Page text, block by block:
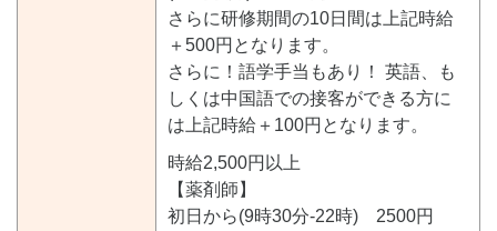
さらに研修期間の10日間は上記時給
＋500円となります。
さらに！語学手当もあり！ 英語、も
しくは中国語での接客ができる方に
は上記時給＋100円となります。
時給2,500円以上
【薬剤師】
初日から(9時30分-22時) 2500円